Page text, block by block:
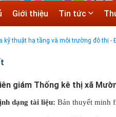
Giới thiệu Tin tức
kỹ thuật hạ tầng và môi trường đô thị -
- TƯ VẤN TUYỂN SINH ĐẠI HỌC
giám Thống kê thị xã
dạng tài liệu: Bản thuyết minh